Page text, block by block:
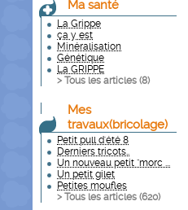
Ma santé
La Grippe
ça y est
Minéralisation
Génétique
La GRIPPE
> Tous les articles (8)
Mes
travaux(bricolage)
Petit pull d'été 8
Derniers tricots..
Un nouveau petit "morc ...
Un petit gilet
Petites moufles
> Tous les articles (620)